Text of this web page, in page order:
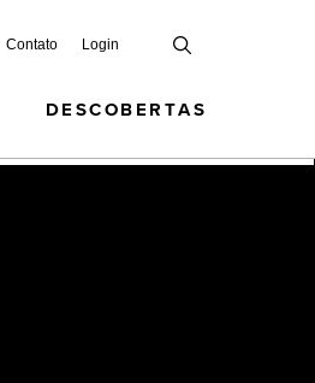
Contato Login
DESCOBERTAS